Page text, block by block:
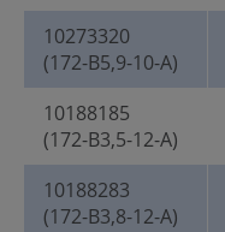
10273320
(172-B5,9-10-A)
10188185
(172-B3,5-12-A)
10188283
(172-B3,8-12-A)